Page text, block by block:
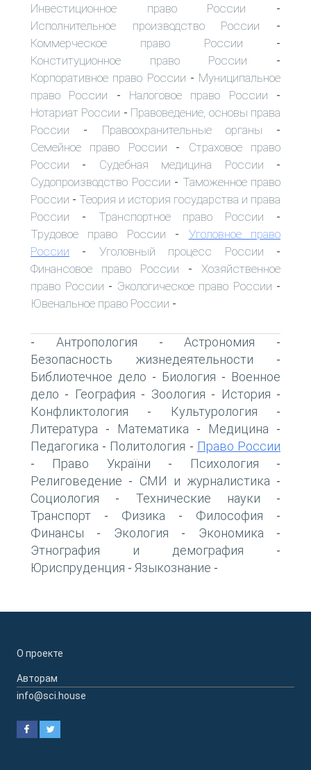
Инвестиционное право России -
Исполнительное производство России -
Коммерческое право России -
Конституционное право России -
Корпоративное право России - Муниципальное
право России - Налоговое право России -
Нотариат России - Правоведение, основы права
России - Правоохранительные органы -
Семейное право России - Страховое право
России - Судебная медицина России -
Судопроизводство России - Таможенное право
России - Теория и история государства и права
России - Транспортное право России -
Трудовое право России - Уголовное право
России - Уголовный процесс России -
Финансовое право России - Хозяйственное
право России - Экологическое право России -
Ювенальное право России -
- Антропология -Астрономия -
Безопасность жизнедеятельности -
Библиотечное дело - Биология - Военное
дело - География - Зоология - История -
Конфликтология - Культурология -
Литература - Математика - Медицина -
Педагогика - Политология - Право России
- Право України - Психология -
Религоведение - СМИ и журналистика -
Социология - Технические науки -
Транспорт - Физика - Философия -
Финансы - Экология - Экономика -
Этнография и демография -
Юриспруденция - Языкознание -
О проекте
Авторам
info@sci.house